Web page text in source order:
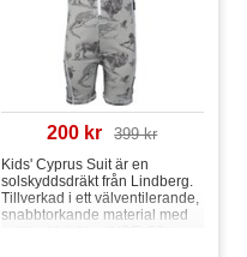
200 kr 399 kr
Kids' Cyprus Suit är en
solskyddsdräkt från Lindberg.
Tillverkad i ett välventilerande,
snabbtorkande material med